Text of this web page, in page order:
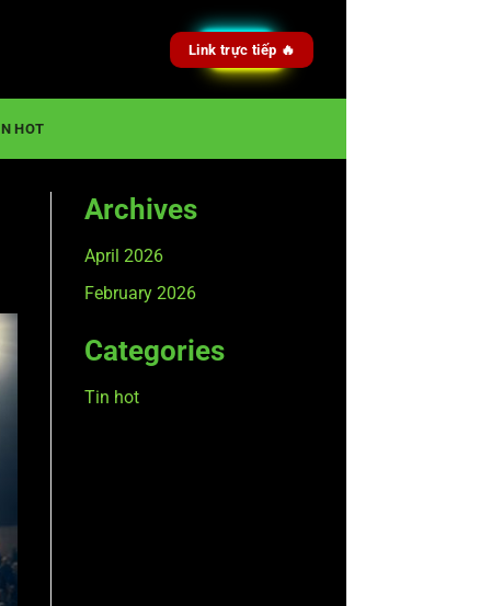
Link trực tiếp 🔥
HOT
Archives
April 2026
February 2026
Categories
Tin hot